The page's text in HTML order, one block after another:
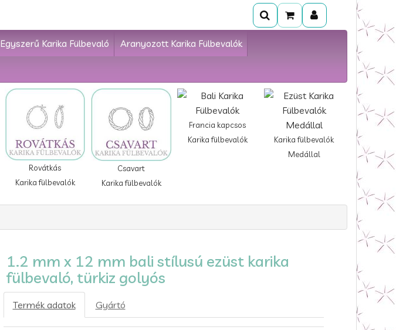
Egyszerű Karika Fülbevaló Aranyozott Karika Fülbevalók
Rovátkás
Karika fülbevalók
Csavart
Karika fülbevalók
Francia kapcsos
Karika fülbevalók
Karika fülbevalók
Medállal
1.2 mm x 12 mm bali stílusú ezüst karika
fülbevaló, türkiz golyós
Termék adatok Gyártó